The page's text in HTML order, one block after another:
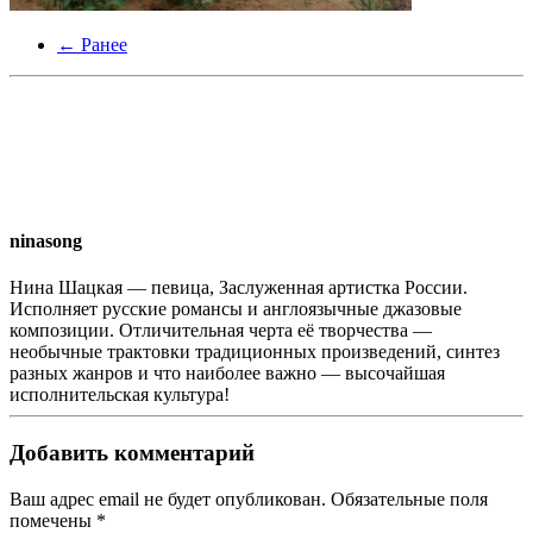
← Ранее
ninasong
Нина Шацкая — певица, Заслуженная артистка России.
Исполняет русские романсы и англоязычные джазовые
композиции. Отличительная черта её творчества —
необычные трактовки традиционных произведений, синтез
разных жанров и что наиболее важно — высочайшая
исполнительская культура!
Добавить комментарий
Ваш адрес email не будет опубликован. Обязательные поля
помечены *